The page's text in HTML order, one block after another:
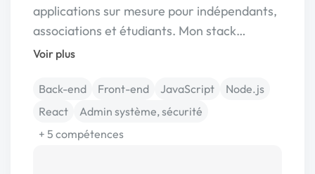
applications sur mesure pour indépendants,
associations et étudiants. Mon stack…
Voir plus
Back-end Front-end JavaScript
Node.js
React
Admin système, sécurité
+ 5 compétences